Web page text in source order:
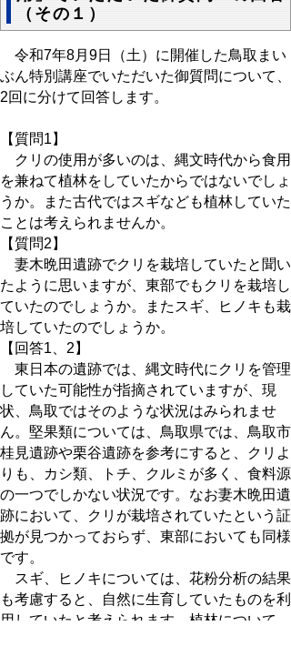
（その１）
令和7年8月9日（土）に開催した鳥取まい
ぶん特別講座でいただいた御質問について、
2回に分けて回答します。
【質問1】
クリの使用が多いのは、縄文時代から食用
を兼ねて植林をしていたからではないでしょ
うか。また古代ではスギなども植林していた
ことは考えられませんか。
【質問2】
妻木晩田遺跡でクリを栽培していたと聞い
たように思いますが、東部でもクリを栽培し
ていたのでしょうか。またスギ、ヒノキも栽
培していたのでしょうか。
【回答1、2】
東日本の遺跡では、縄文時代にクリを管理
していた可能性が指摘されていますが、現
状、鳥取ではそのような状況はみられませ
ん。堅果類については、鳥取県では、鳥取市
桂見遺跡や栗谷遺跡を参考にすると、クリよ
りも、カシ類、トチ、クルミが多く、食料源
の一つでしかない状況です。なお妻木晩田遺
跡において、クリが栽培されていたという証
拠が見つかっておらず、東部においても同様
です。
スギ、ヒノキについては、花粉分析の結果
も考慮すると、自然に生育していたものを利
用していたと考えられます。植林について